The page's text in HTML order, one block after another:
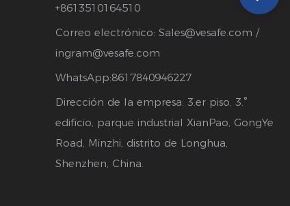
+8613510164510
Correo electrónico: Sales@vesafe.com /
ingram@vesafe.com
WhatsApp:8617840946227
Dirección de la empresa: 3.er piso, 3.°
edificio, parque industrial XianPao, GongYe
Road, Minzhi, distrito de Longhua,
Shenzhen, China.